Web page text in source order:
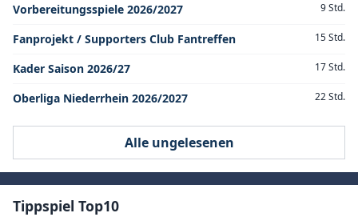
Vorbereitungsspiele 2026/2027 9 Std.
Fanprojekt / Supporters Club Fantreffen 15 Std.
Kader Saison 2026/27 17 Std.
Oberliga Niederrhein 2026/2027 22 Std.
Alle ungelesenen
Tippspiel Top10